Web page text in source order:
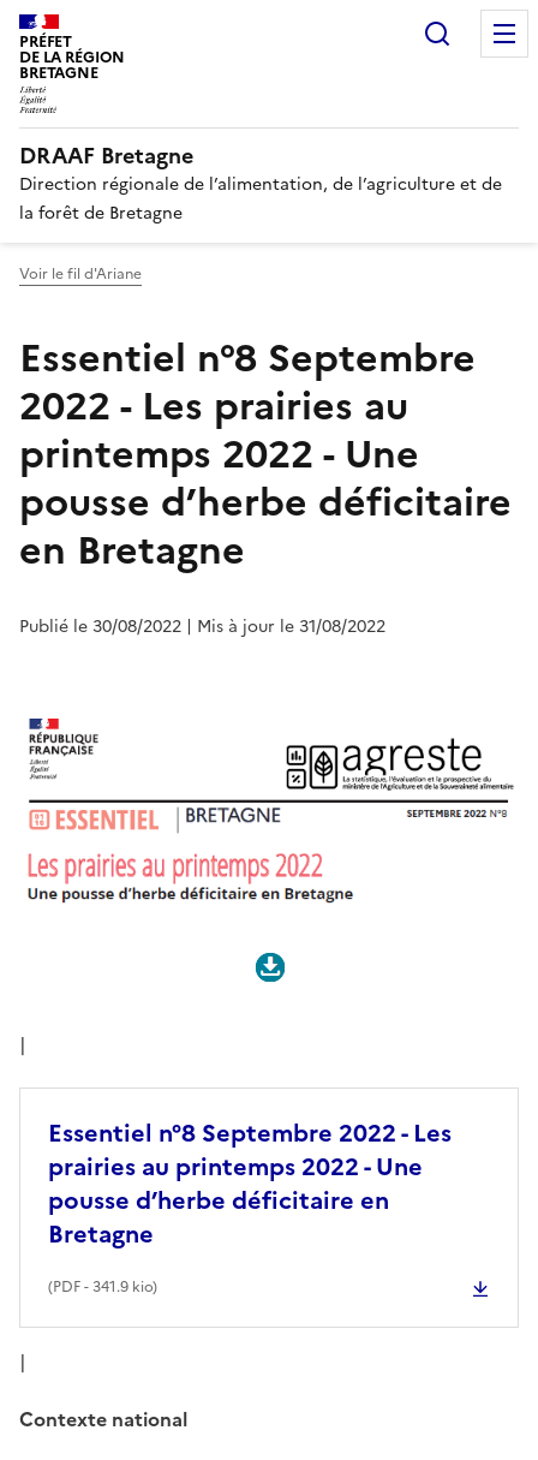
PRÉFET
DE LA RÉGION
BRETAGNE
DRAAF Bretagne
Direction régionale de l’alimentation, de l’agriculture et de
la forêt de Bretagne
Voir le fil d'Ariane
Essentiel n°8 Septembre
2022 - Les prairies au
printemps 2022 - Une
pousse d’herbe déficitaire
en Bretagne
Publié le 30/08/2022 | Mis à jour le 31/08/2022
|
Essentiel n°8 Septembre 2022 - Les
prairies au printemps 2022 - Une
pousse d’herbe déficitaire en
Bretagne
(PDF- 341.9 kio)
|
Contexte national